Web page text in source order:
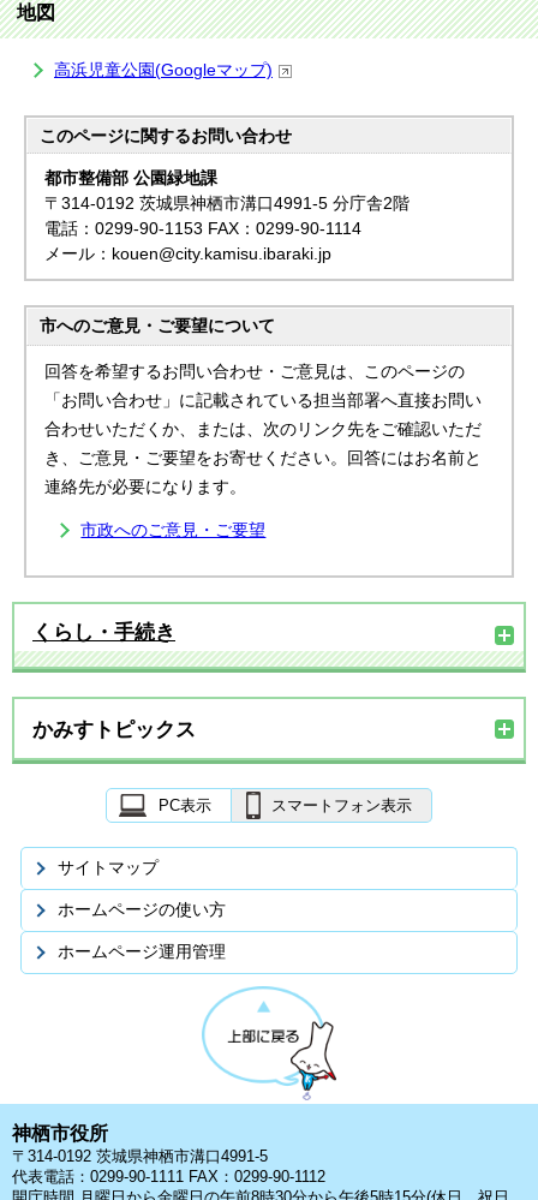
地図
高浜児童公園(Googleマップ)
このページに関するお問い合わせ
都市整備部 公園緑地課
〒314-0192 茨城県神栖市溝口4991-5 分庁舎2階
電話：0299-90-1153 FAX：0299-90-1114
メール：kouen@city.kamisu.ibaraki.jp
市へのご意見・ご要望について
回答を希望するお問い合わせ・ご意見は、このページの
「お問い合わせ」に記載されている担当部署へ直接お問い
合わせいただくか、または、次のリンク先をご確認いただ
き、ご意見・ご要望をお寄せください。回答にはお名前と
連絡先が必要になります。
市政へのご意見・ご要望
くらし・手続き
かみすトピックス
PC表示 スマートフォン表示
サイトマップ
ホームページの使い方
ホームページ運用管理
神栖市役所
〒314-0192 茨城県神栖市溝口4991-5
代表電話：0299-90-1111 FAX：0299-90-1112